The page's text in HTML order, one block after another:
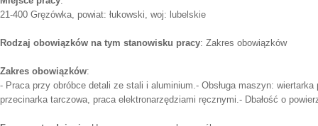
21-400 Gręzówka, powiat: łukowski, woj: lubelskie
Rodzaj obowiązków na tym stanowisku pracy: Zakres obowiązków
Zakres obowiązków:
- Praca przy obróbce detali ze stali i aluminium.- Obsługa maszyn: wiertarka
przecinarka tarczowa, praca elektronarzędziami ręcznymi.- Dbałość o